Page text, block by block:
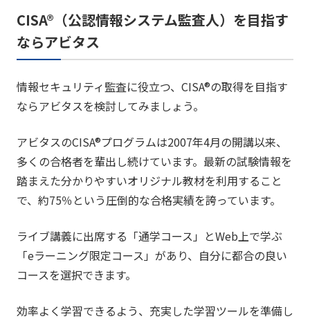
CISA®（公認情報システム監査人）を目指す
ならアビタス
情報セキュリティ監査に役立つ、CISA®の取得を目指す
ならアビタスを検討してみましょう。
アビタスのCISA®プログラムは2007年4月の開講以来、
多くの合格者を輩出し続けています。最新の試験情報を
踏まえた分かりやすいオリジナル教材を利用すること
で、約75％という圧倒的な合格実績を誇っています。
ライブ講義に出席する「通学コース」とWeb上で学ぶ
「eラーニング限定コース」があり、自分に都合の良い
コースを選択できます。
効率よく学習できるよう、充実した学習ツールを準備し